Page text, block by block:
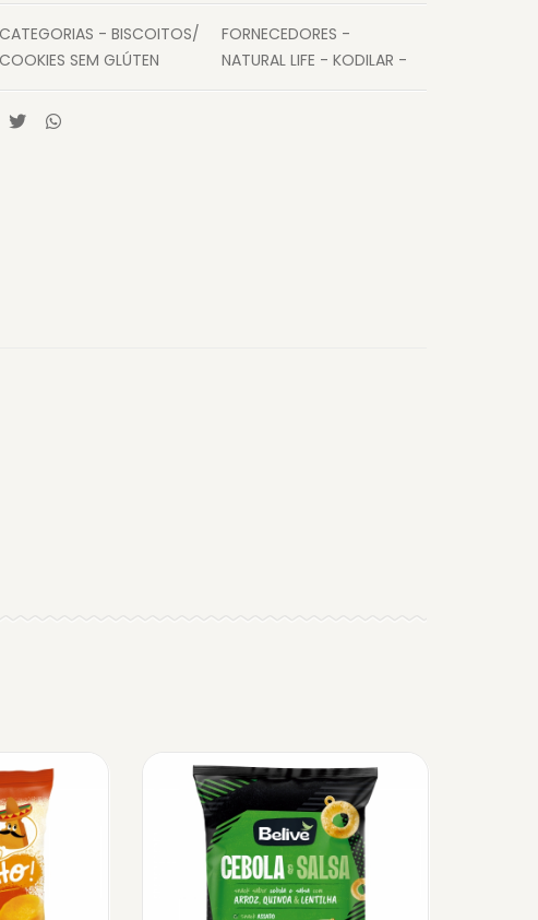
CATEGORIAS - BISCOITOS/
COOKIES SEM GLÚTEN
FORNECEDORES -
NATURAL LIFE - KODILAR -